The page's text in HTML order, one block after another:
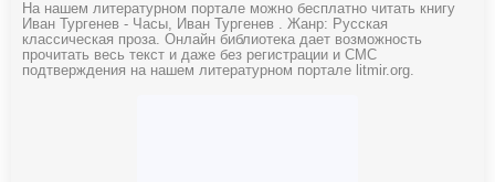
На нашем литературном портале можно бесплатно читать книгу
Иван Тургенев - Часы, Иван Тургенев . Жанр: Русская
классическая проза. Онлайн библиотека дает возможность
прочитать весь текст и даже без регистрации и СМС
подтверждения на нашем литературном портале litmir.org.